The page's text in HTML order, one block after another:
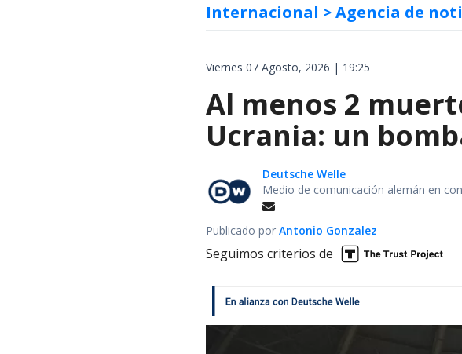
Internacional > Agencia de
Viernes 07 Agosto, 2026 | 19:25
Al menos 2
Ucrania: un
Deutsche Welle
Medio de comunicación alemán en
Publicado por Antonio Gonzalez
Seguimos criterios de